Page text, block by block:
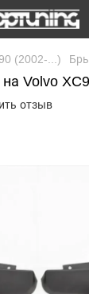
(2002-...)
Volvo
отзыв